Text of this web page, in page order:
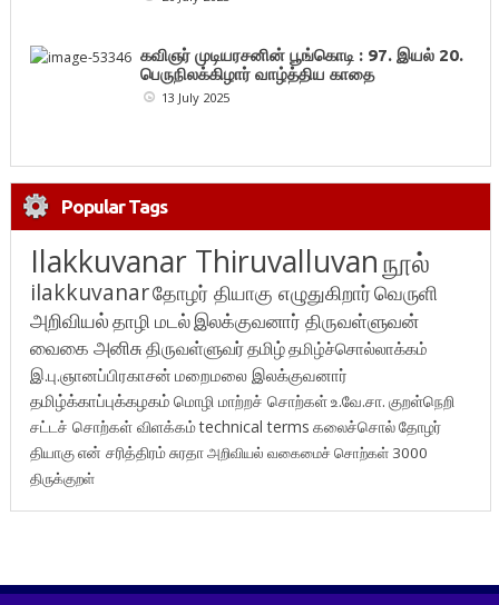
கவிஞர் முடியரசனின் பூங்கொடி : 97. இயல் 20.
பெருநிலக்கிழார் வாழ்த்திய காதை
13 July 2025
Popular Tags
Ilakkuvanar Thiruvalluvanநூல்
ilakkuvanarதோழர் தியாகு எழுதுகிறார்வெருளி
அறிவியல்தாழி மடல்இலக்குவனார் திருவள்ளுவன்
வைகை அனிசுதிருவள்ளுவர்தமிழ்தமிழ்ச்சொல்லாக்கம்
இ.பு.ஞானப்பிரகாசன் மறைமலை இலக்குவனார்
தமிழ்க்காப்புக்கழகம் மொழி மாற்றச் சொற்கள்உ.வே.சா. குறள்நெறி
சட்டச் சொற்கள் விளக்கம்technical terms கலைச்சொல்தோழர்
தியாகுஎன் சரித்திரம்சுரதாஅறிவியல் வகைமைச் சொற்கள் 3000
திருக்குறள்